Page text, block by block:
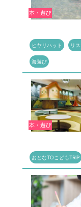
本・遊び
ヒヤリハット リ
海遊び
本・遊び
おとなTOこどもTRiP